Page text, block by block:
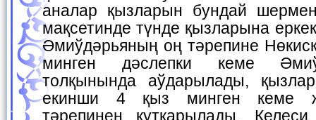
аналар қызларын бундай
мақсетинде түнде қызларына
Әмиўдәрьяның оң тәрепине
минген дәслепки кеме
толқынында аўдарылады,
екинши 4 қыз минген кеме
тәрепинен қутқарылады.